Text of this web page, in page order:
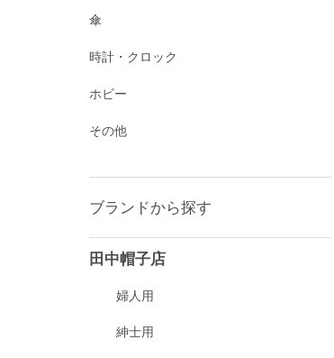
傘
時計・クロック
ホビー
その他
ブランドから探す
田中帽子店
婦人用
紳士用